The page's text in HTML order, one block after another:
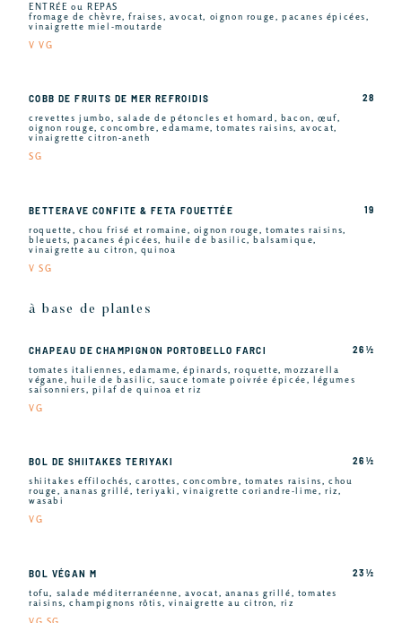
ENTRÉE ou REPAS
fromage de chèvre, fraises, avocat, oignon rouge, pacanes épicées,
vinaigrette miel-moutarde
V VG
COBB DE FRUITS DE MER REFROIDIS
crevettes jumbo, salade de pétoncles et homard, bacon, œuf,
oignon rouge, concombre, edamame, tomates raisins, avocat,
vinaigrette citron-aneth
SG
28
BETTERAVE CONFITE & FETA FOUETTÉE
roquette, chou frisé et romaine, oignon rouge, tomates raisins,
bleuets, pacanes épicées, huile de basilic, balsamique,
vinaigrette au citron, quinoa
V SG
19
à base de plantes
CHAPEAU DE CHAMPIGNON PORTOBELLO FARCI
tomates italiennes, edamame, épinards, roquette, mozzarella
végane, huile de basilic, sauce tomate poivrée épicée, légumes
saisonniers, pilaf de quinoa et riz
VG
26 ½
BOL DE SHIITAKES TERIYAKI
shiitakes effilochés, carottes, concombre, tomates raisins, chou
rouge, ananas grillé, teriyaki, vinaigrette coriandre-lime, riz,
wasabi
VG
26 ½
BOL VÉGAN M
tofu, salade méditerranéenne, avocat, ananas grillé, tomates
raisins, champignons rôtis, vinaigrette au citron, riz
23 ½